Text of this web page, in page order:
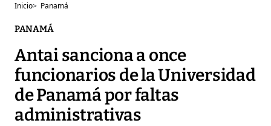
Inicio> Panamá
PANAMÁ
Antai sanciona a once
funcionarios de la Universidad
de Panamá por faltas
administrativas